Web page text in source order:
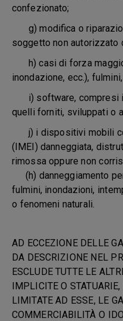
confezionato;
g) modifica o
soggetto non autorizzato
h) casi di forza
inondazione, ecc.),
i) software, compresi i
quelli forniti, sviluppati o
j) i dispositivi mobili
(IMEI) danneggiata,
rimossa oppure non
(h) danneggiamento
fulmini, inondazioni,
o fenomeni naturali.
AD ECCEZIONE DELLE
DA DESCRIZIONE NEL
ESCLUDE TUTTE LE
IMPLICITE O
LIMITATE AD ESSE, LE
COMMERCIABILITÀ O